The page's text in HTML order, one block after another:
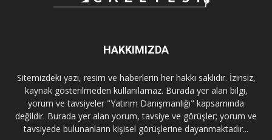
HAKKIMIZDA
Sitemizdeki yazı, resim ve haberlerin her hakkı saklıdır. İzinsiz,
kaynak gösterilmeden kullanılamaz. Burada yer alan bilgi,
yorum ve tavsiyeler "Yatırım Danışmanlığı" kapsamında
değildir. Burada yer alan yorum, tavsiye ve görüşler; yorum ve
tavsiyede bulunanların kişisel görüşlerine dayanmaktadır...